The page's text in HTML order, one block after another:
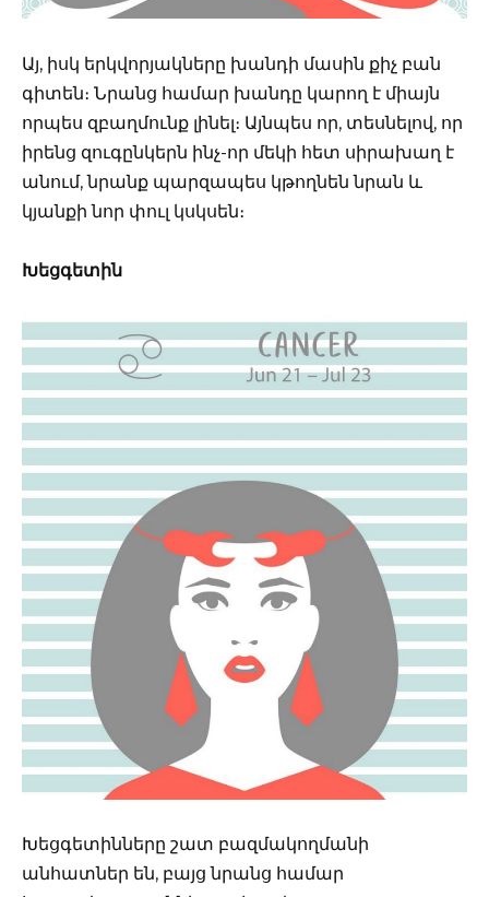
Այ, իսկ երկվորյակները խանդի մասին քիչ բան
գիտեն։ Նրանց համար խանդը կարող է միայն
որպես զբաղմունք լինել։ Այնպես որ, տեսնելով, որ
իրենց զուգընկերն ինչ-որ մեկի հետ սիրախաղ է
անում, նրանք պարզապես կթողնեն նրան և
կյանքի նոր փուլ կսկսեն։
Խեցգետին
Խեցգետինները շատ բազմակողմանի
անհատներ են, բայց նրանց համար